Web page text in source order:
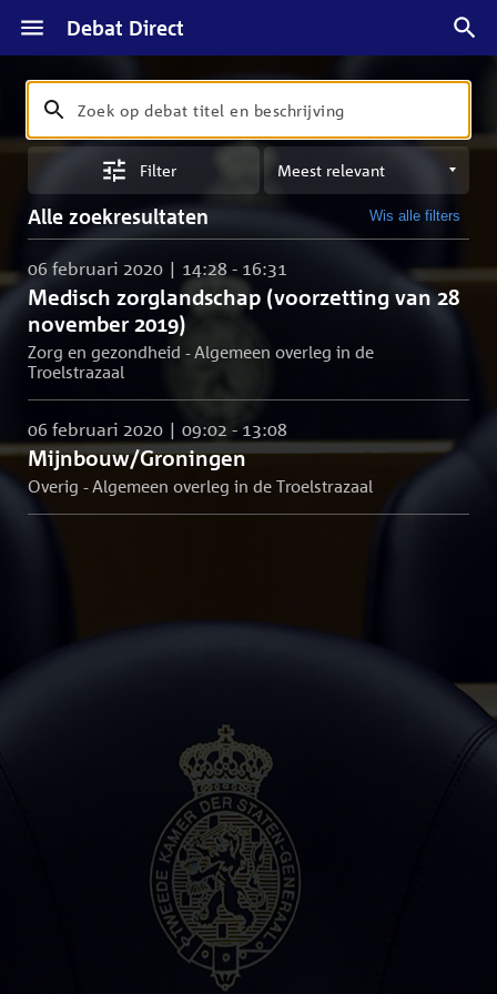
Debat Direct
Zoeken
Zoek
op
en
beschrijving
Filter
Sorteren
op
meest
Alle zoekresultaten Wis alle filters
Medisch zorglandschap (voorzetting van 28
november 2019)
06 februari 2020 | 14:28 - 16:31
Zorg en gezondheid - Algemeen overleg in de
Troelstrazaal
Mijnbouw/Groningen
06 februari 2020 | 09:02 - 13:08
Overig - Algemeen overleg in de Troelstrazaal